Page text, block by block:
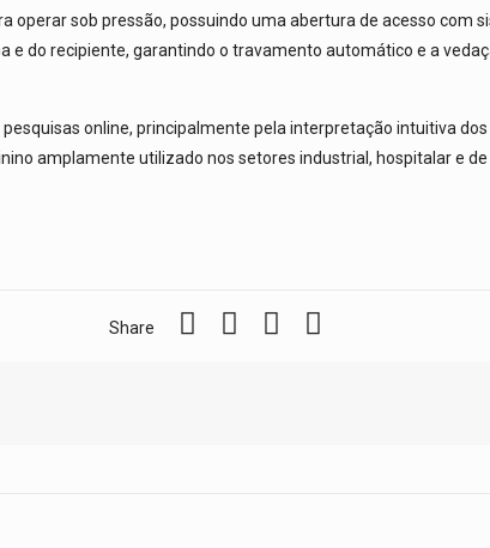
sob pressão, possuindo uma abertura de acesso
e do recipiente, garantindo o travamento automático e a
online, principalmente pela interpretação intuitiva
amplamente utilizado nos setores industrial, hospitalar e
Share